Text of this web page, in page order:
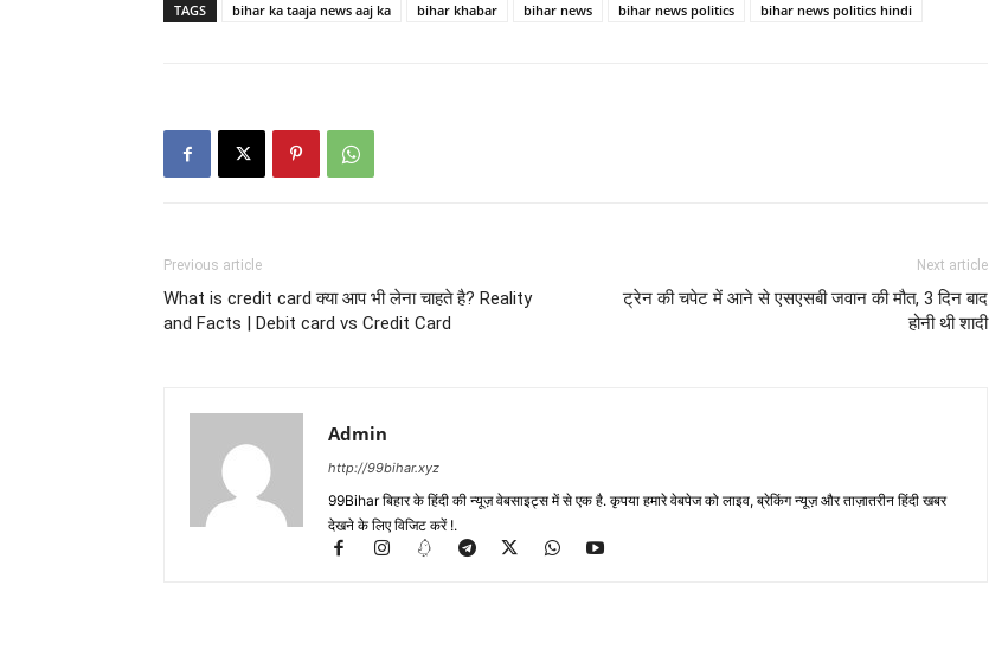
TAGS bihar ka taaja news aaj ka bihar khabar bihar news bihar news politics bihar news politics hindi
Previous article
What is credit card क्या आप भी लेना चाहते है? Reality
and Facts | Debit card vs Credit Card
Next article
ट्रेन की चपेट में आने से एसएसबी जवान की मौत, 3 दिन बाद
होनी थी शादी
Admin
http://99bihar.xyz
99Bihar बिहार के हिंदी की न्यूज़ वेबसाइट्स में से एक है. कृपया हमारे वेबपेज को लाइव, ब्रेकिंग न्यूज़ और ताज़ातरीन हिंदी खबर
देखने के लिए विजिट करें !.